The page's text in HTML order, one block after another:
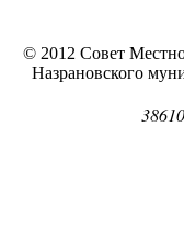
© 2012 Совет
Назрановского